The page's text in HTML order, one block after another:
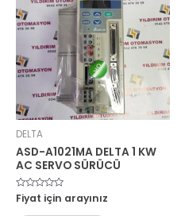
DELTA
ASD-A1021MA DELTA 1 KW
AC SERVO SÜRÜCÜ
5
üzerinden
Fiyat için arayınız